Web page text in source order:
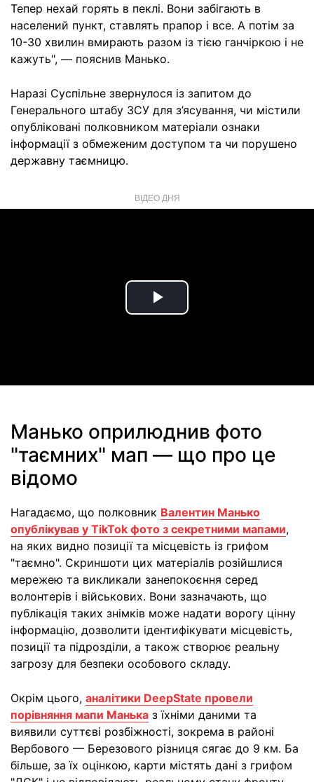
Тепер нехай горять в пеклі. Вони забігають в
населений пункт, ставлять прапор і все. А потім за
10-30 хвилин вмирають разом із тією ганчіркою і не
кажуть", — пояснив Манько.
Наразі Суспільне звернулося із запитом до
Генерального штабу ЗСУ для з’ясування, чи містили
опубліковані полковником матеріали ознаки
інформації з обмеженим доступом та чи порушено
державну таємницю.
ВІДЕО ДНЯ
Play
Манько оприлюднив фото
"таємних" мап — що про це
відомо
Нагадаємо, що полковник Валентин Манько
опублікував у TikTok фото з секретними мапами,
на яких видно позиції та місцевість із грифом
"таємно". Скриншоти цих матеріалів розійшлися
мережею та викликали занепокоєння серед
волонтерів і військових. Вони зазначають, що
публікація таких знімків може надати ворогу цінну
інформацію, дозволити ідентифікувати місцевість,
позиції та підрозділи, а також створює реальну
загрозу для безпеки особового складу.
Окрім цього, аналітики DeepState провели
порівняння мапи Манька з їхніми даними та
виявили суттєві розбіжності, зокрема в районі
Вербового — Березового різниця сягає до 9 км. Ба
більше, за їх оцінкою, карти містять дані з грифом